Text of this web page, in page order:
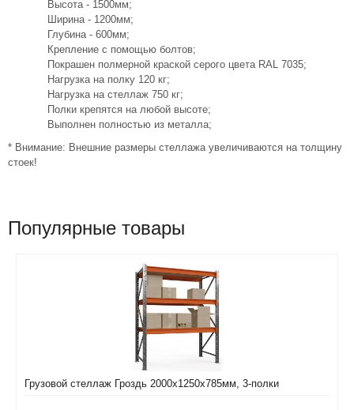
Высота - 1500мм;
Ширина - 1200мм;
Глубина - 600мм;
Крепление с помощью болтов;
Покрашен полмерной краской серого цвета RAL 7035;
Нагрузка на полку 120 кг;
Нагрузка на стеллаж 750 кг;
Полки крепятся на любой высоте;
Выполнен полностью из металла;
* Внимание: Внешние размеры стеллажа увеличиваются на толщину
стоек!
Популярные товары
Грузовой стеллаж Гроздь 2000х1250х785мм, 3-полки